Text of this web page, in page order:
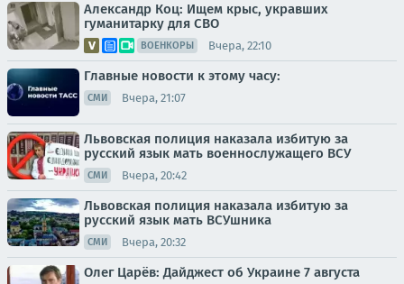
Александр Коц: Ищем крыс, укравших
гуманитарку для СВО
ВОЕНКОРЫ Вчера, 22:10
Главные новости к этому часу:
СМИ Вчера, 21:07
Львовская полиция наказала избитую за
русский язык мать военнослужащего ВСУ
СМИ Вчера, 20:42
Львовская полиция наказала избитую за
русский язык мать ВСУшника
СМИ Вчера, 20:32
Олег Царёв: Дайджест об Украине 7 августа